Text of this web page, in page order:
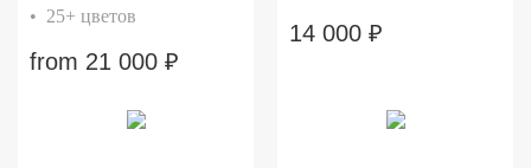
• 25+ цветов
from 21 000 ₽
14 000 ₽